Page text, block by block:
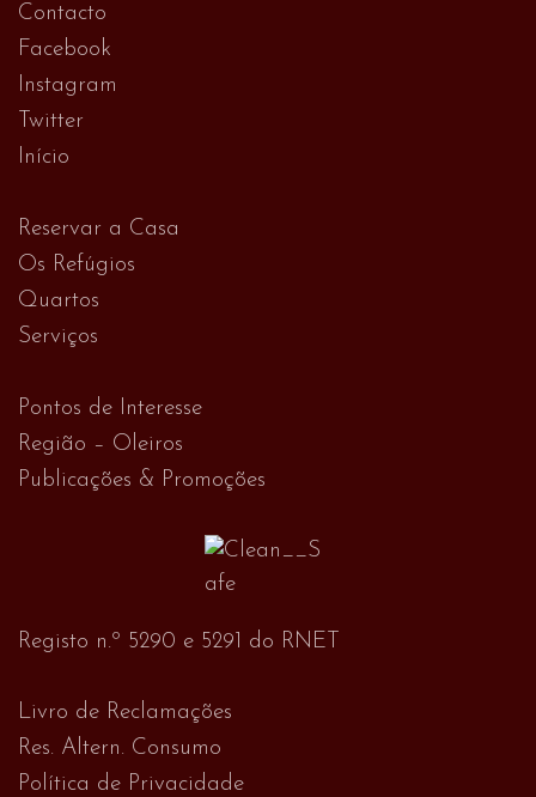
Contacto
Facebook
Instagram
Twitter
Início
Reservar a Casa
Os Refúgios
Quartos
Serviços
Pontos de Interesse
Região – Oleiros
Publicações & Promoções
Registo n.º 5290 e 5291 do RNET
Livro de Reclamações
Res. Altern. Consumo
Política de Privacidade